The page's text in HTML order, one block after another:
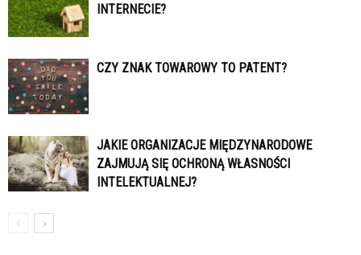
INTERNECIE?
CZY ZNAK TOWAROWY TO PATENT?
JAKIE ORGANIZACJE MIĘDZYNARODOWE
ZAJMUJĄ SIĘ OCHRONĄ WŁASNOŚCI
INTELEKTUALNEJ?